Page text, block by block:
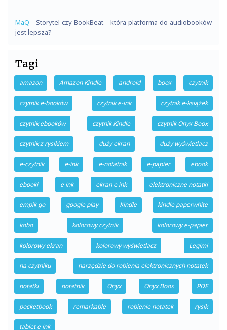
MaQ - Storytel czy BookBeat – która platforma do audiobooków
jest lepsza?
Tagi
amazon Amazon Kindle android boox czytnik
czytnik e-booków czytnik e-ink czytnik e-książek
czytnik ebooków czytnik Kindle czytnik Onyx Boox
czytnik z rysikiem duży ekran duży wyświetlacz
e-czytnik e-ink e-notatnik e-papier ebook
ebooki e ink ekran e ink elektroniczne notatki
empik go google play Kindle kindle paperwhite
kobo kolorowy czytnik kolorowy e-papier
kolorowy ekran kolorowy wyświetlacz Legimi
na czytniku narzędzie do robienia elektronicznych notatek
notatki notatnik Onyx Onyx Boox PDF
pocketbook remarkable robienie notatek rysik
tablet e ink